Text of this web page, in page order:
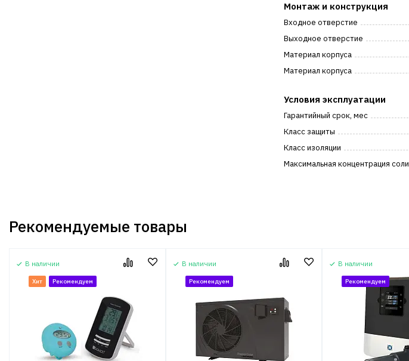
Монтаж и конструкция
Входное отверстие
Выходное отверстие
Материал корпуса
Материал корпуса
Условия эксплуатации
Гарантийный срок, мес
Класс защиты
Класс изоляции
Максимальная концентрация соли
Рекомендуемые товары
В наличии
Хит Рекомендуем
В наличии
Рекомендуем
В наличии
Рекомендуем